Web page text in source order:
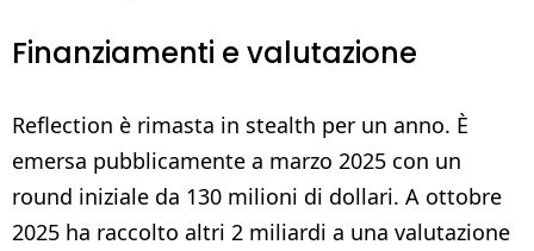
Finanziamenti e valutazione
Reflection è rimasta in stealth per un anno. È
emersa pubblicamente a marzo 2025 con un
round iniziale da 130 milioni di dollari. A ottobre
2025 ha raccolto altri 2 miliardi a una valutazione